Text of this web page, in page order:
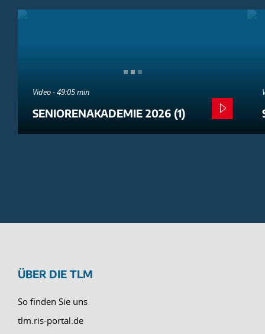
Video - 49:05 min
SENIORENAKADEMIE 2026 (1)
ÜBER DIE TLM
So finden Sie uns
tlm.ris-portal.de